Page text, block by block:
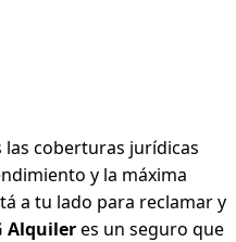
las coberturas jurídicas
y la máxima
a tu lado para reclamar y
Alquileres un seguro que